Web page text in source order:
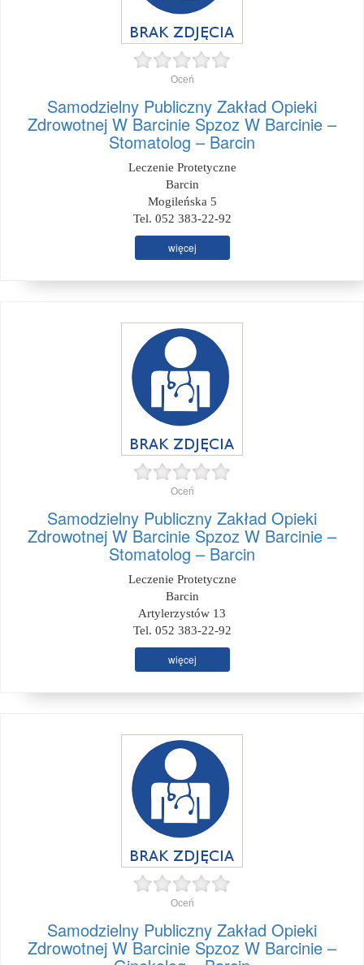
Oceń
Samodzielny Publiczny Zakład Opieki
Zdrowotnej W Barcinie Spzoz W Barcinie –
Stomatolog – Barcin
Leczenie Protetyczne
Barcin
Mogileńska 5
Tel. 052 383-22-92
więcej
Oceń
Samodzielny Publiczny Zakład Opieki
Zdrowotnej W Barcinie Spzoz W Barcinie –
Stomatolog – Barcin
Leczenie Protetyczne
Barcin
Artylerzystów 13
Tel. 052 383-22-92
więcej
Oceń
Samodzielny Publiczny Zakład Opieki
Zdrowotnej W Barcinie Spzoz W Barcinie –